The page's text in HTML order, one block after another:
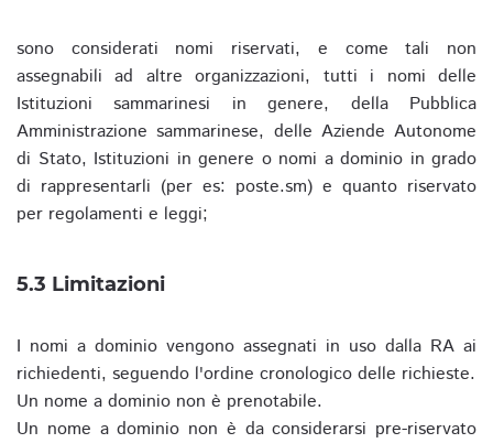
sono considerati nomi riservati, e come tali non
assegnabili ad altre organizzazioni, tutti i nomi delle
Istituzioni sammarinesi in genere, della Pubblica
Amministrazione sammarinese, delle Aziende Autonome
di Stato, Istituzioni in genere o nomi a dominio in grado
di rappresentarli (per es: poste.sm) e quanto riservato
per regolamenti e leggi;
5.3 Limitazioni
I nomi a dominio vengono assegnati in uso dalla RA ai
richiedenti, seguendo l'ordine cronologico delle richieste.
Un nome a dominio non è prenotabile.
Un nome a dominio non è da considerarsi pre-riservato